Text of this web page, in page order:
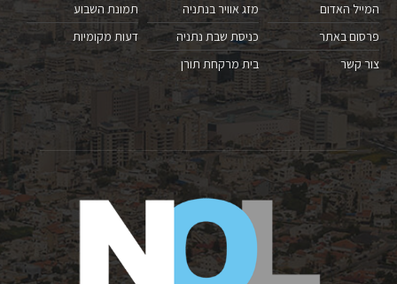
המייל האדום
פרסום באתר
צור קשר
מזג אוויר בנתניה
כניסת שבת נתניה
בית מרקחת תורן
תמונת השבוע
דעות מקומיות